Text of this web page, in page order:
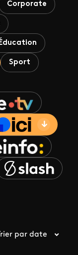
Corporate
Sport
par date